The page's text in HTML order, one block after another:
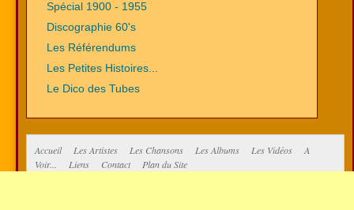
Spécial 1900 - 1955
Discographie 60's
Les Référendums
Les Petites Histoires...
Le Dico des Tubes
Accueil Les Artistes Les Chansons Les Albums Les Vidéos
A
Voir...
Liens Contact Plan du Site